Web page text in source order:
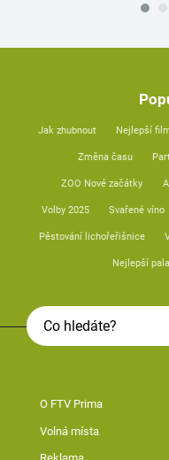
Jak zhubnout Nejlepší
Změna času
ZOO Nové začátky
Volby 2025 Svařené víno
Pěstování lichořeřišnice
Nejlepší
O FTV Prima
Volná místa